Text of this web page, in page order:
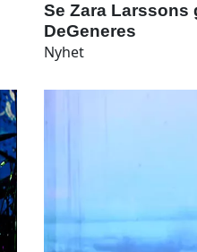
Se Zara Larssons
DeGeneres
Nyhet